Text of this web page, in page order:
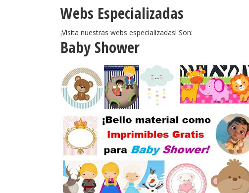
Webs Especializadas
¡Visita nuestras webs especializadas! Son:
Baby Shower